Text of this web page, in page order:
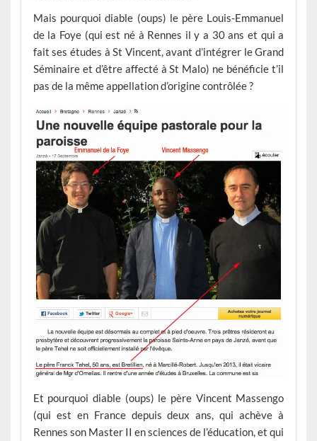
Mais pourquoi diable (oups) le père Louis-Emmanuel
de la Foye (qui est né à Rennes il y a 30 ans et qui a
fait ses études à St Vincent, avant d’intégrer le Grand
Séminaire et d’être affecté à St Malo) ne bénéficie t’il
pas de la même appellation d’origine contrôlée ?
Et pourquoi diable (oups) le père Vincent Massengo
(qui est en France depuis deux ans, qui achève à
Rennes son Master II en sciences de l’éducation, et qui